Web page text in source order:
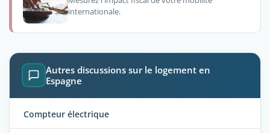
internationale.
Autres discussions sur le logement en
Espagne
Compteur électrique